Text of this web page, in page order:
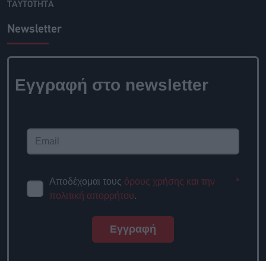
ΤΑΥΤΟΤΗΤΑ
Newsletter
Εγγραφή στο newsletter
Αποδέχομαι τους όρους χρήσης και την
πολιτική απορρήτου.
*
Εγγραφή